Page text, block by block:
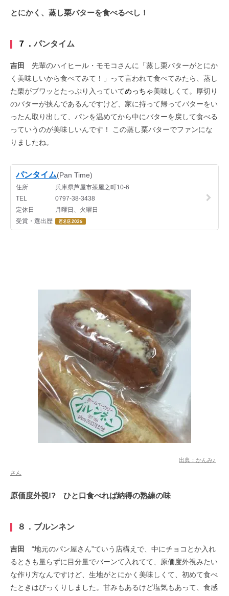
とにかく、蒸し栗バターを食べるべし！
７． パンタイム
吉田
先輩のハイヒール・モモコさんに「蒸し栗バターがとにか
く美味しいから食べてみて！」って言われて食べてみたら、蒸し
た栗がブワッとたっぷり入っていてめっちゃ美味しくて。厚切り
のバターが挟んであるんですけど、家に持って帰ってバターをい
ったん取り出して、パンを温めてから中にバターを戻して食べる
っていうのが美味しいんです！ この蒸し栗バターでファンにな
りましたね。
出典：かんみ♪
さん
原価度外視!? ひと口食べれば納得の熟練の味
８．ブルンネン
吉田
“地元のパン屋さん”ていう店構えで、中にチョコとか入れ
るときも量らずに目分量でバーンて入れてて、原価度外視みたい
な作り方なんですけど、生地がとにかく美味しくて、初めて食べ
たときはびっくりしました。甘みもあるけど塩気もあって、食感